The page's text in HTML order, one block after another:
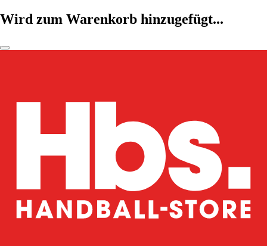
Wird zum Warenkorb hinzugefügt...